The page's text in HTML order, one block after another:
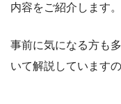
内容をご紹介します。
事前に気になる方も
いて解説しています